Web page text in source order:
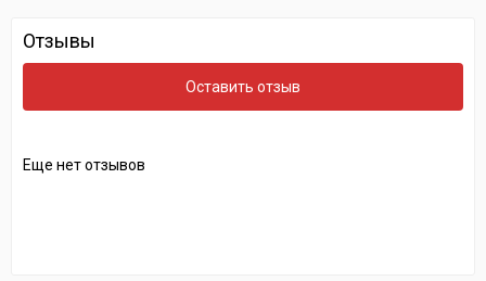
Отзывы
Оставить отзыв
Еще нет отзывов